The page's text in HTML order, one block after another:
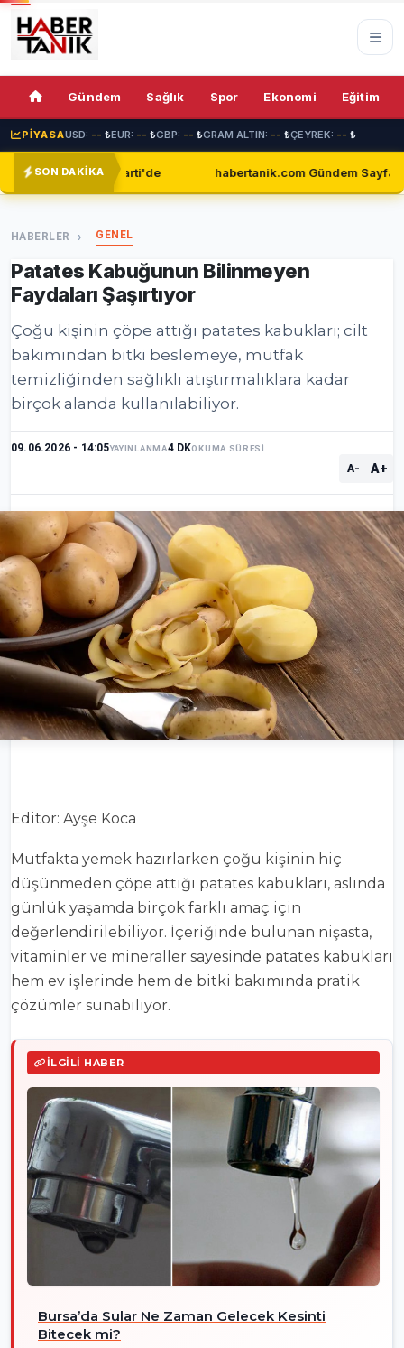
Gündem Sağlık Spor Ekonomi Eğitim
PİYASAUSD: -- ₺EUR: -- ₺GBP: -- ₺GRAM ALTIN: -- ₺ÇEYREK: -- ₺
SON DAKİKA
Parti'de habertanik.com Gündem Sayfasıyla Okuyucuların
HABERLER GENEL
Patates Kabuğunun Bilinmeyen
Faydaları Şaşırtıyor
Çoğu kişinin çöpe attığı patates kabukları; cilt
bakımından bitki beslemeye, mutfak
temizliğinden sağlıklı atıştırmalıklara kadar
birçok alanda kullanılabiliyor.
09.06.2026 - 14:05YAYINLANMA4 DKOKUMA SÜRESİ
A- A+
Editor: Ayşe Koca
Mutfakta yemek hazırlarken çoğu kişinin hiç
düşünmeden çöpe attığı patates kabukları, aslında
günlük yaşamda birçok farklı amaç için
değerlendirilebiliyor. İçeriğinde bulunan nişasta,
vitaminler ve mineraller sayesinde patates kabukları
hem ev işlerinde hem de bitki bakımında pratik
çözümler sunabiliyor.
İLGILI HABER
Bursa’da Sular Ne Zaman Gelecek Kesinti
Bitecek mi?